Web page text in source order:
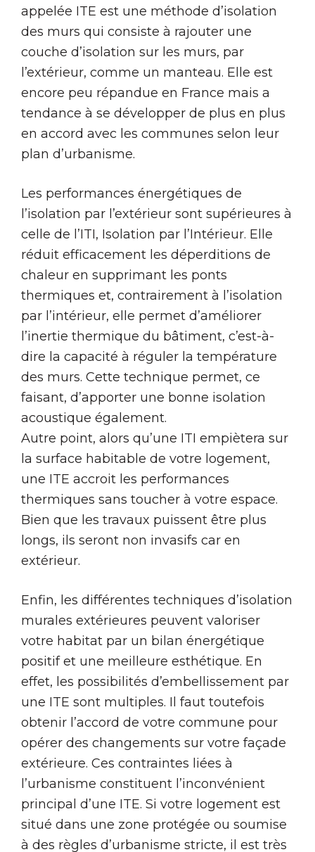
appelée ITE est une méthode d’isolation
des murs qui consiste à rajouter une
couche d’isolation sur les murs, par
l’extérieur, comme un manteau. Elle est
encore peu répandue en France mais a
tendance à se développer de plus en plus
en accord avec les communes selon leur
plan d’urbanisme.
Les performances énergétiques de
l’isolation par l’extérieur sont supérieures à
celle de l’ITI, Isolation par l’Intérieur. Elle
réduit efficacement les déperditions de
chaleur en supprimant les ponts
thermiques et, contrairement à l’isolation
par l’intérieur, elle permet d’améliorer
l’inertie thermique du bâtiment, c’est-à-
dire la capacité à réguler la température
des murs. Cette technique permet, ce
faisant, d’apporter une bonne isolation
acoustique également.
Autre point, alors qu’une ITI empiètera sur
la surface habitable de votre logement,
une ITE accroit les performances
thermiques sans toucher à votre espace.
Bien que les travaux puissent être plus
longs, ils seront non invasifs car en
extérieur.
Enfin, les différentes techniques d’isolation
murales extérieures peuvent valoriser
votre habitat par un bilan énergétique
positif et une meilleure esthétique. En
effet, les possibilités d’embellissement par
une ITE sont multiples. Il faut toutefois
obtenir l’accord de votre commune pour
opérer des changements sur votre façade
extérieure. Ces contraintes liées à
l’urbanisme constituent l’inconvénient
principal d’une ITE. Si votre logement est
situé dans une zone protégée ou soumise
à des règles d’urbanisme stricte, il est très